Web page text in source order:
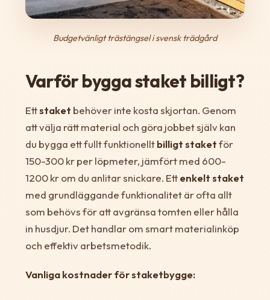
Budgetvänligt trästängsel i svensk trädgård
Varför bygga staket billigt?
Ettstaket behöver inte kosta skjortan. Genom
att välja rätt material och göra jobbet själv kan
du bygga ett fullt funktionelltbilligt staketför
150-300 kr per löpmeter, jämfört med 600-
1200 kr om du anlitar snickare. Ettenkelt staket
med grundläggande funktionalitet är ofta allt
som behövs för att avgränsa tomten eller hålla
in husdjur. Det handlar om smart materialinköp
och effektiv arbetsmetodik.
Vanliga kostnader för staketbygge: